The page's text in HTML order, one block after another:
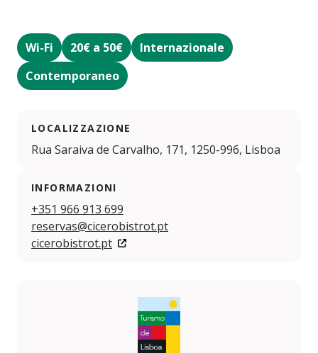
Wi-Fi 20€ a 50€
Internazionale
Contemporaneo
LOCALIZZAZIONE
Rua Saraiva de Carvalho, 171, 1250-996, Lisboa
INFORMAZIONI
+351 966 913 699
reservas@cicerobistrot.pt
cicerobistrot.pt